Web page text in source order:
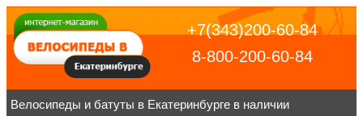
+7(343)200-60-84
8-800-200-60-84
Велосипеды и батуты в Екатеринбурге в наличии